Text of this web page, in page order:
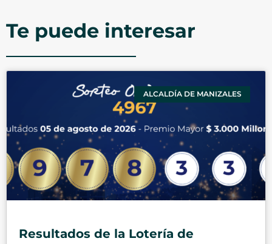
Te puede interesar
ALCALDÍA DE MANIZALES
Resultados de la Lotería de